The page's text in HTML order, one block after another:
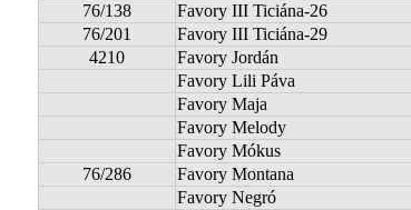
76/138
Favory III Ticiána-26
76/201
Favory III Ticiána-29
4210
Favory Jordán
Favory Lili Páva
Favory Maja
Favory Melody
Favory Mókus
76/286
Favory Montana
Favory Negró